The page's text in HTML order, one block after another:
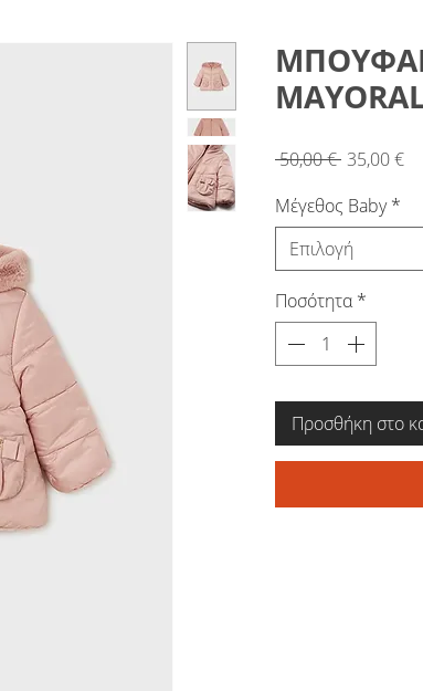
50,00 € Κανονική
35,00 €
Μέγεθος Baby *
Επιλογή
Ποσότητα *
Προσθήκη στο